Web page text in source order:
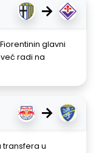
→
glavni
radi na
→
transfera u